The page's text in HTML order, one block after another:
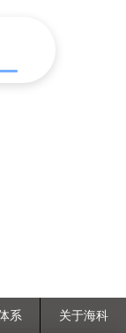
系 关于海科